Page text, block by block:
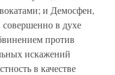
и Демосфен,
совершенно в духе
против
искажений
в каче­стве